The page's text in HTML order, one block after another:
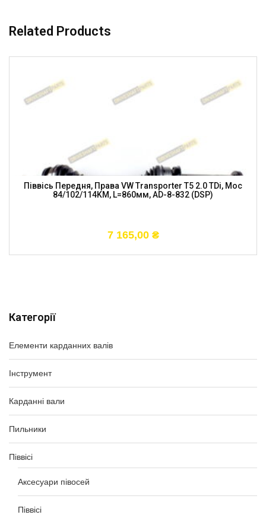
Категорії
Елементи карданних валів
Інструмент
Карданні вали
Пильники
Піввісі
Аксесуари півосей
Піввісі
Related Products
Піввісь Передня, Права VW Transporter T5 2.0 TDi, Moc
84/102/114KM, L=860мм, AD-8-832 (DSP)
7 165,00 ₴